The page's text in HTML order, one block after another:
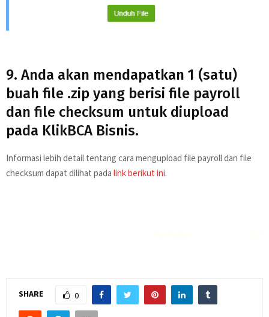
9. Anda akan mendapatkan 1 (satu)
buah file .zip yang berisi file payroll
dan file checksum untuk diupload
pada KlikBCA Bisnis.
Informasi lebih detail tentang cara mengupload file payroll dan file
checksum dapat dilihat pada link berikut ini.
SHARE 0